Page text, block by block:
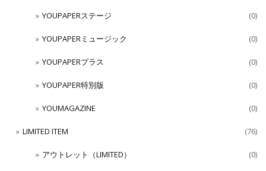
YOUPAPERステージ (0)
YOUPAPERミュージック (0)
YOUPAPERプラス (0)
YOUPAPER特別版 (0)
YOUMAGAZINE (0)
LIMITED ITEM (76)
アウトレット（LIMITED） (0)